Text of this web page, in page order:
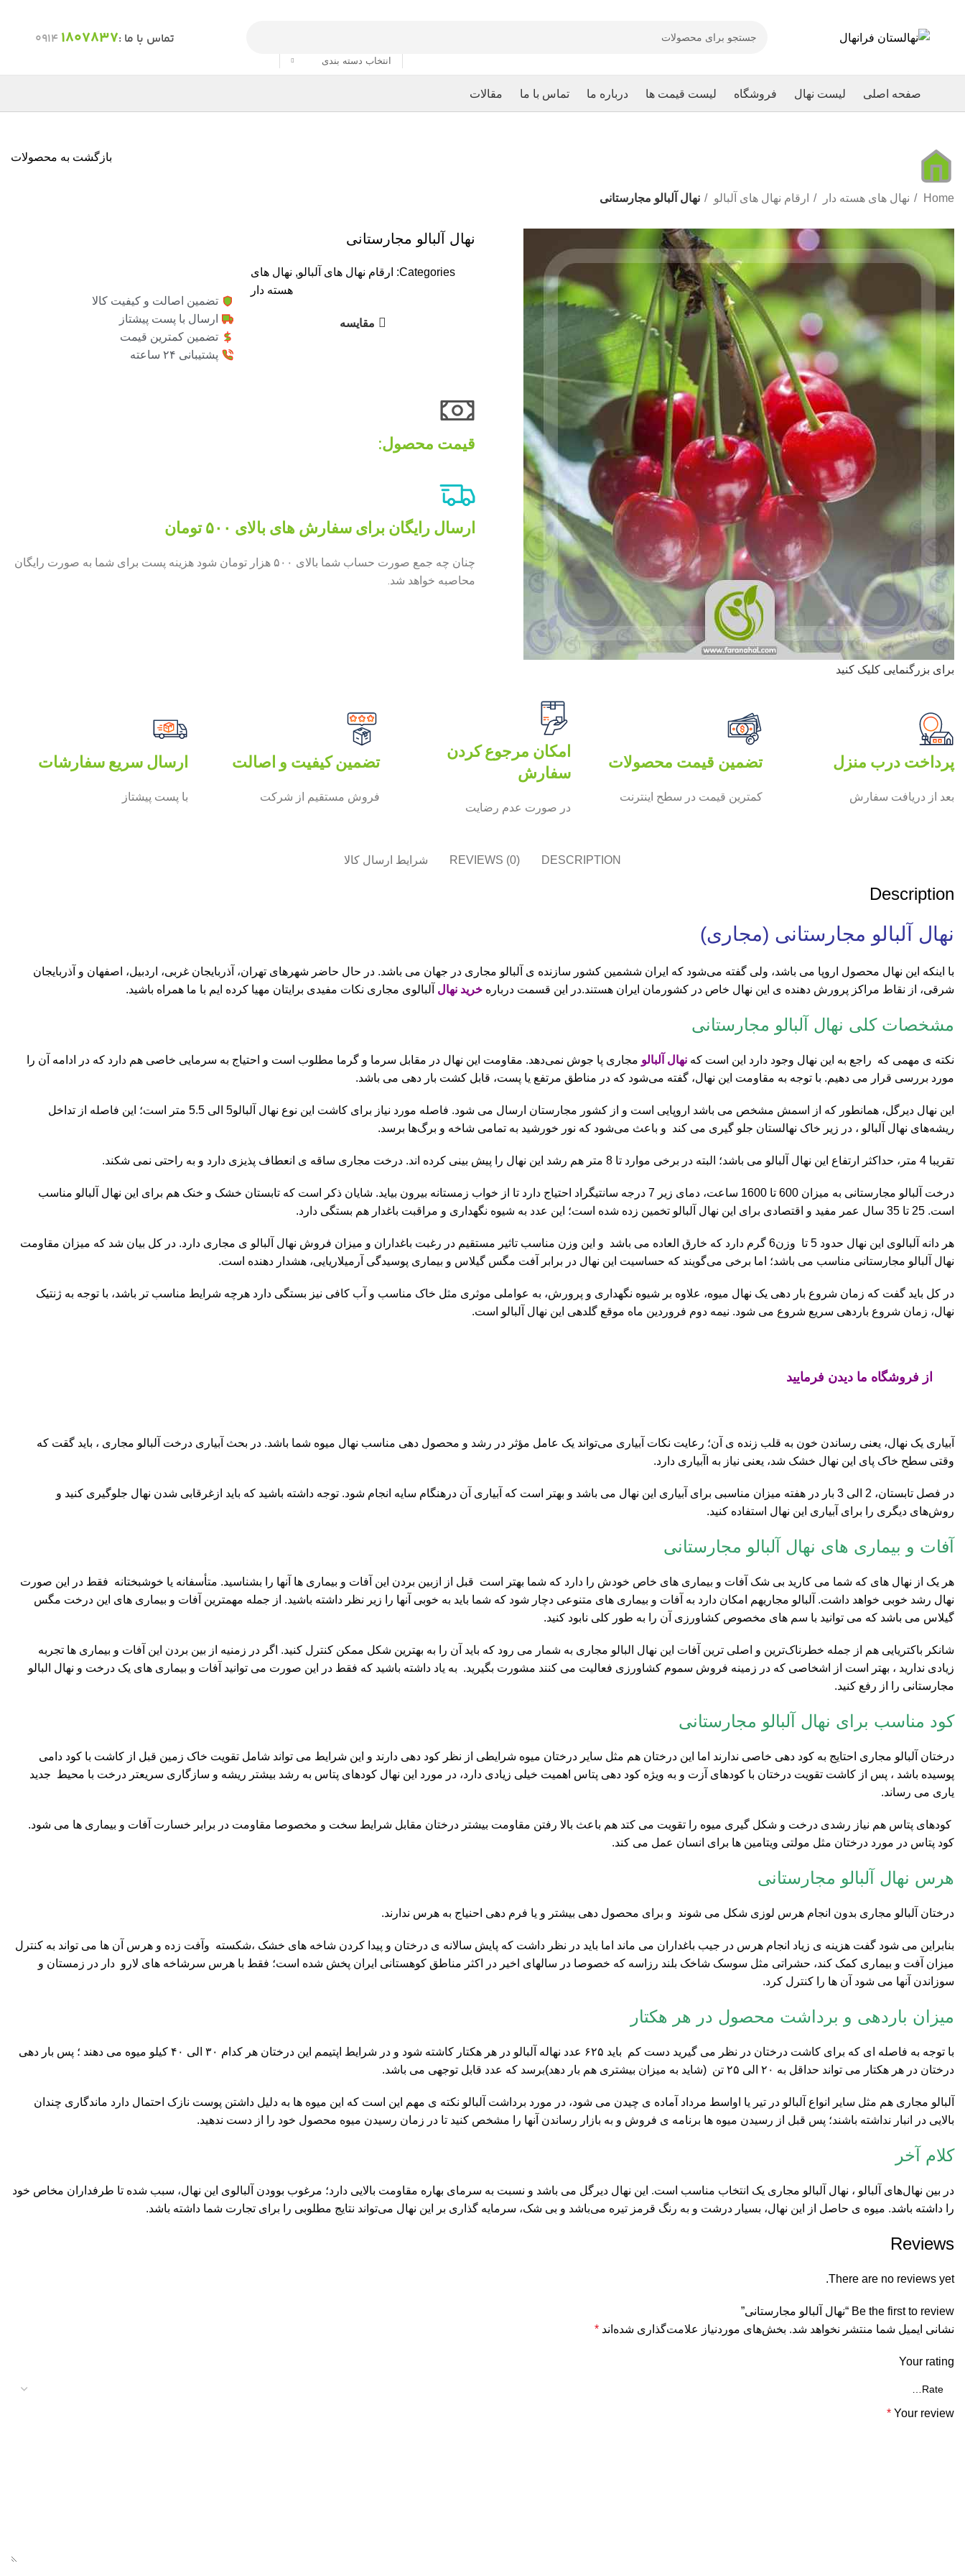
انتخاب دسته بندی
تماس با ما :1807837
0914
صفحه اصلی لیست نهال فروشگاه لیست قیمت ها درباره ما تماس با ما مقالات
Home نهال های هسته دار ارقام نهال های آلبالو نهال آلبالو مجارستانی
بازگشت به محصولات
برای بزرگنمایی کلیک کنید
نهال آلبالو مجارستانی
Categories: ارقام نهال های آلبالو, نهال های
هسته دار
مقایسه
تضمین اصالت و کیفیت کالا
ارسال با پست پیشتاز
تضمین کمترین قیمت
پشتیبانی ۲۴ ساعته
قیمت محصول:​
ارسال رایگان برای سفارش های بالای ۵۰۰ تومان
چنان چه جمع صورت حساب شما بالای ۵۰۰ هزار تومان شود هزینه پست برای شما به صورت رایگان
محاصبه خواهد شد.
پرداخت درب منزل
بعد از دریافت سفارش
تضمین قیمت محصولات
کمترین قیمت در سطح اینترنت
امکان مرجوع کردن
سفارش
در صورت عدم رضایت
تضمین کیفیت و اصالت
فروش مستقیم از شرکت
ارسال سریع سفارشات
با پست پیشتاز
DESCRIPTION
REVIEWS (0) شرایط ارسال کالا
Description
نهال آلبالو مجارستانی (مجاری)
با اینکه این نهال محصول اروپا می باشد، ولی گفته می‌شود که ایران ششمین کشور سازنده ی آلبالو مجاری در جهان می باشد. در حال حاضر شهرهای تهران، آذربایجان غربی، اردبیل، اصفهان و آذربایجان
شرقی، از نقاط مراکز پرورش دهنده ی این نهال خاص در کشورمان ایران هستند.در این قسمت درباره خرید نهال آلبالوی مجاری نکات مفیدی برایتان مهیا کرده ایم با ما همراه باشید.
مشخصات کلی نهال آلبالو مجارستانی
نکته ی مهمی که راجع به این نهال وجود دارد این است که نهال آلبالو مجاری پا جوش نمی‌دهد. مقاومت این نهال در مقابل سرما و گرما مطلوب است و احتیاج به سرمایی خاصی هم دارد که در ادامه آن را
مورد بررسی قرار می دهیم. با توجه به مقاومت این نهال، گفته می‌شود که در مناطق مرتفع یا پست، قابل کشت بار دهی می باشد.
این نهال دیرگل، همانطور که از اسمش مشخص می باشد اروپایی است و از کشور مجارستان ارسال می شود. فاصله مورد نیاز برای کاشت این نوع نهال آلبالو5 الی 5.5 متر است؛ این فاصله از تداخل
ریشه‌های نهال آلبالو ، در زیر خاک نهالستان جلو گیری می کند و باعث می‌شود که نور خورشید به تمامی شاخه و برگ‌ها برسد.
تقریبا 4 متر، حداکثر ارتفاع این نهال آلبالو می باشد؛ البته در برخی موارد تا 8 متر هم رشد این نهال را پیش بینی کرده‌ اند. درخت مجاری ساقه‌ ی انعطاف پذیزی دارد و به راحتی نمی‌ شکند.
درخت آلبالو مجارستانی به میزان 600 تا 1600 ساعت، دمای زیر 7 درجه سانتیگراد احتیاج دارد تا از خواب زمستانه بیرون بیاید. شایان ذکر است که تابستان خشک و خنک هم برای این نهال آلبالو مناسب
است. 25 تا 35 سال عمر مفید و اقتصادی برای این نهال آلبالو تخمین زده شده است؛ این عدد به شیوه نگهداری و مراقبت باغدار هم بستگی دارد.
هر دانه آلبالوی این نهال حدود 5 تا وزن6 گرم دارد که خارق العاده می باشد و این وزن مناسب تاثیر مستقیم در رغبت باغداران و میزان فروش نهال آلبالو ی مجاری دارد. در کل بیان شد که میزان مقاومت
نهال آلبالو مجارستانی مناسب می باشد؛ اما برخی می‌گویند که حساسیت این نهال در برابر آفت مگس گیلاس و بیماری پوسیدگی آرمیلاریایی، هشدار دهنده است.
در کل باید گفت که زمان شروع بار دهی یک نهال میوه، علاوه بر شیوه نگهداری و پرورش، به عواملی موثری مثل خاک مناسب و آب کافی نیز بستگی دارد هرچه شرایط مناسب تر باشد، با توجه به ژنتیک
نهال، زمان شروع باردهی سریع شروع می شود. نیمه دوم فروردین ماه موقع گلدهی این نهال آلبالو است.
از فروشگاه ما دیدن فرمایید
آبیاری یک نهال، یعنی رساندن خون به قلب زنده ی آن؛ رعایت نکات آبیاری می‌تواند یک عامل مؤثر در رشد و محصول دهی مناسب نهال میوه شما باشد. در بحث آبیاری درخت آلبالو مجاری ، باید گقت که
وقتی سطح خاک پای این نهال خشک شد، یعنی نیاز به اآبیاری دارد.
در فصل تابستان، 2 الی 3 بار در هفته میزان مناسبی برای آبیاری این نهال می باشد و بهتر است که آبیاری آن درهنگام سایه انجام شود. توجه داشته باشید که باید ازغرقابی شدن نهال جلوگیری کنید و
روش‌های دیگری را برای آبیاری این نهال استفاده کنید.
آفات و بیماری های نهال آلبالو مجارستانی
هر یک از نهال های که شما می کارید بی شک آفات و بیماری های خاص خودش را دارد که شما بهتر است قبل از ازبین بردن این آفات و بیماری ها آنها را بشناسید. متأسفانه یا خوشبختانه فقط در این صورت
نهال رشد خوبی خواهد داشت. آلبالو مجاریهم امکان دارد به آفات و بیماری های متنوعی دچار شود که شما باید به خوبی آنها را زیر نظر داشته باشید. از جمله مهمترین آفات و بیماری های این درخت مگس
گیلاس می باشد که می توانید با سم های مخصوص کشاورزی آن را به طور کلی نابود کنید.
شانکر باکتریایی هم از جمله خطرناک‌ترین و اصلی ترین آفات این نهال البالو مجاری به شمار می رود که باید آن را به بهترین شکل ممکن کنترل کنید. اگر در زمنیه از بین بردن این آفات و بیماری ها تجربه
زیادی ندارید ، بهتر است از اشخاصی که در زمینه فروش سموم کشاورزی فعالیت می کنند مشورت بگیرید. به یاد داشته باشید که فقط در این صورت می توانید آفات و بیماری های یک درخت و نهال البالو
مجارستانی را از رفع کنید.
کود مناسب برای نهال آلبالو مجارستانی
درختان آلبالو مجاری احتایج به کود دهی خاصی ندارند اما این درختان هم مثل سایر درختان میوه شرایطی از نظر کود دهی دارند و این شرایط می تواند شامل تقویت خاک زمین قبل از کاشت با کود دامی
پوسیده باشد ، پس از کاشت تقویت درختان با کودهای آزت و به ویژه کود دهی پتاس اهمیت خیلی زیادی دارد، در مورد این نهال کودهای پتاس به رشد بیشتر ریشه و سازگاری سریعتر درخت با محیط جدید
یاری می رساند.
کودهای پتاس هم نیاز رشدی درخت و شکل گیری میوه را تقویت می کتد هم باعث بالا رفتن مقاومت بیشتر درختان مقابل شرایط سخت و مخصوصا مقاومت در برابر خسارت آفات و بیماری ها می شود.
کود پتاس در مورد درختان مثل مولتی ویتامین ها برای انسان عمل می کند.
هرس نهال آلبالو مجارستانی
درختان آلبالو مجاری بدون انجام هرس لوزی شکل می شوند و برای محصول دهی بیشتر و یا فرم دهی احنیاج به هرس ندارند.
بنابراین می شود گفت هزینه ی زیاد انجام هرس در جیب باغداران می ماند اما باید در نظر داشت که پایش سالانه ی درختان و پیدا کردن شاخه های خشک ،شکسته وآفت زده و هرس آن ها می تواند به کنترل
میزان آفت و بیماری کمک کند، حشراتی مثل سوسک شاخک بلند رزاسه که خصوصا در سالهای اخیر در اکثر مناطق کوهستانی ایران پخش شده است؛ فقط با هرس سرشاخه های لارو دار در زمستان و
سوزاندن آنها می شود آن ها را کنترل کرد.
میزان باردهی و برداشت محصول در هر هکتار
با توجه به فاصله ای که برای کاشت درختان در نظر می گیرید دست کم باید ۶۲۵ عدد نهاله آلبالو در هر هکتار کاشته شود و در شرایط اپتیمم این درختان هر کدام ۳۰ الی ۴۰ کیلو میوه می دهند ؛ پس بار دهی
درختان در هر هکتار می تواند حداقل به ۲۰ الی ۲۵ تن (شاید به میزان بیشتری هم بار دهد)برسد که عدد قابل توجهی می باشد.
آلبالو مجاری هم مثل سایر انواع آلبالو در تیر یا اواسط مرداد آماده ی چیدن می شود، در مورد برداشت آلبالو نکته ی مهم این است که این میوه ها به دلیل داشتن پوست نازک احتمال دارد ماندگاری چندان
بالایی در انبار نداشته باشند؛ پس قبل از رسیدن میوه ها برنامه ی فروش و به بازار رساندن آنها را مشخص کنید تا در زمان رسیدن میوه محصول خود را از دست ندهید.
کلام آخر
در بین نهال‌های آلبالو ، نهال آلبالو مجاری یک انتخاب مناسب است. این نهال دیرگل می باشد و نسبت به سرمای بهاره مقاومت بالایی دارد؛ مرغوب بوودن آلبالوی این نهال، سبب شده تا طرفداران مخاص خود
را داشته باشد. میوه‌ ی حاصل از این نهال، بسیار درشت و به رنگ قرمز تیره می‌باشد و بی شک، سرمایه گذاری بر این نهال می‌تواند نتایج مطلوبی را برای تجارت شما داشته باشد.
Reviews
There are no reviews yet.
Be the first to review “نهال آلبالو مجارستانی”
نشانی ایمیل شما منتشر نخواهد شد. بخش‌های موردنیاز علامت‌گذاری شده‌اند *
Your rating
Your review
*